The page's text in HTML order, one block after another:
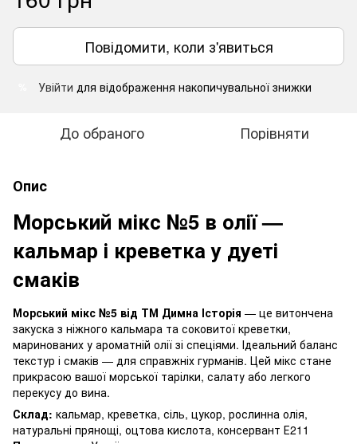
Повідомити, коли з'явиться
Увійти для відображення накопичувальної знижки
До обраного Порівняти
Опис
Морський мікс №5 в олії —
кальмар і креветка у дуеті
смаків
Морський мікс №5 від ТМ Димна Історія — це витончена
закуска з ніжного кальмара та соковитої креветки,
маринованих у ароматній олії зі спеціями. Ідеальний баланс
текстур і смаків — для справжніх гурманів. Цей мікс стане
прикрасою вашої морської тарілки, салату або легкого
перекусу до вина.
Склад: кальмар, креветка, сіль, цукор, рослинна олія,
натуральні прянощі, оцтова кислота, консервант Е211